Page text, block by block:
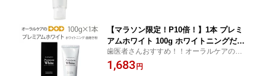
【マラソン限定！P10倍！】1本 プレミ
アムホワイト 100g ホワイトニングだけ
ではおわらないトータルケア歯磨き粉
【発泡剤無配合】【ホワイトニング対
歯医者さんおすすめ！！オーラルケアのDO
D推奨商品！！歯科衛生士も納得の効
果！！プレミアムな白さを求めて
1,683 円